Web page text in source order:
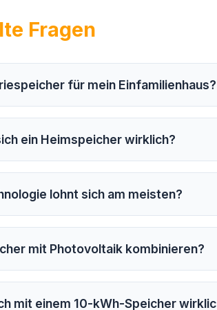
Fragen
für mein Einfamilienhaus?
ein Heimspeicher wirklich?
lohnt sich am meisten?
mit Photovoltaik kombinieren?
mit einem 10-kWh-Speicher